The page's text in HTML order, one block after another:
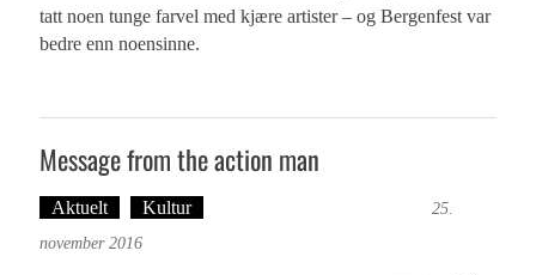
tatt noen tunge farvel med kjære artister – og Bergenfest var
bedre enn noensinne.
Message from the action man
Aktuelt Kultur
25.
november 2016